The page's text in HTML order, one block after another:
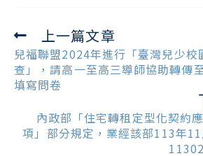
Read
more
articles
上一篇文章
兒福聯盟2024年進行「臺灣兒少校
查」，請高一至高三導師協助轉傳
填寫問卷
內政部「住宅轉租定型化契約
項」部分規定，業經該部113年